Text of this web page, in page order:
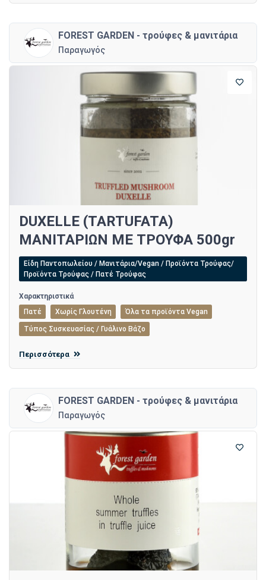
FOREST GARDEN - τρούφες & μανιτάρια
Παραγωγός
DUXELLE (TARTUFATA)
ΜΑΝΙΤΑΡΙΩΝ ΜΕ ΤΡΟΥΦΑ 500gr
Είδη Παντοπωλείου / Μανιτάρια/Vegan / Προϊόντα Τρούφας/
Προϊόντα Τρούφας / Πατέ Τρούφας
Χαρακτηριστικά
Πατέ
Χωρίς Γλουτένη Όλα τα προϊόντα Vegan
Τύπος Συσκευασίας / Γυάλινο Βάζο
Περισσότερα
FOREST GARDEN - τρούφες & μανιτάρια
Παραγωγός